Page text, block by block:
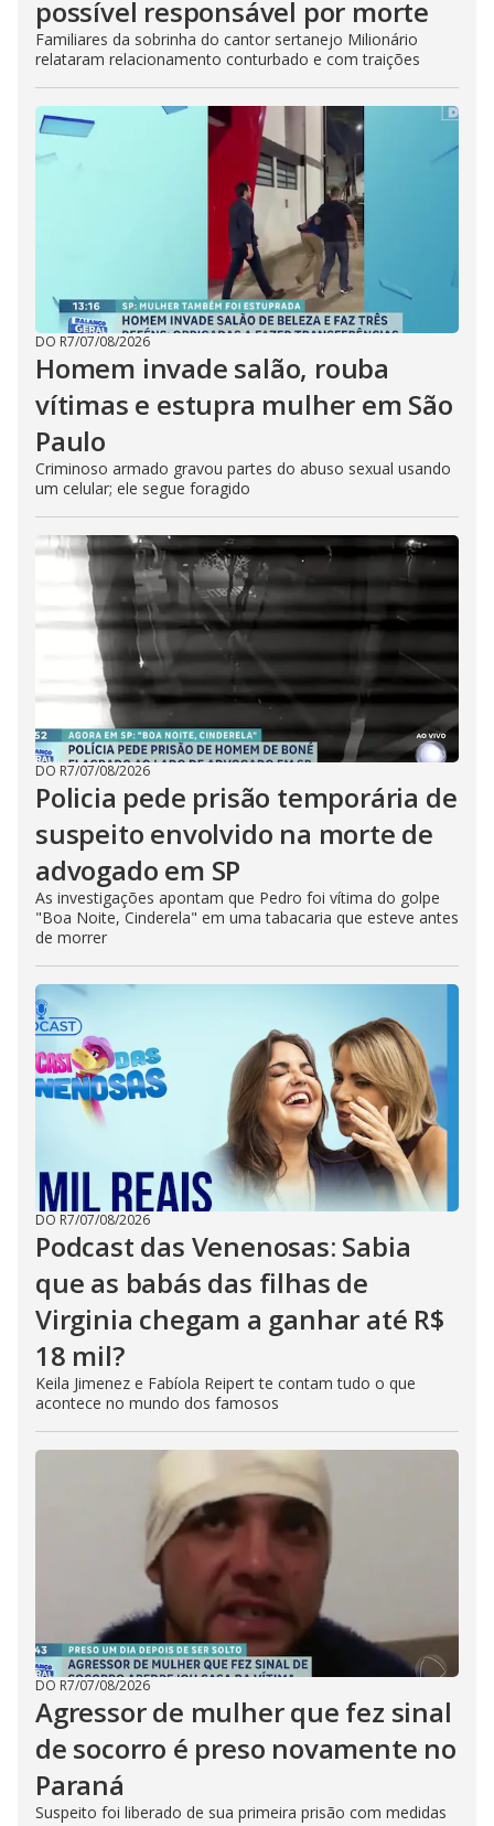
possível responsável por morte
Familiares da sobrinha do cantor sertanejo Milionário
relataram relacionamento conturbado e com traições
DO R7/07/08/2026
Homem invade salão, rouba
vítimas e estupra mulher em São
Paulo
Criminoso armado gravou partes do abuso sexual usando
um celular; ele segue foragido
DO R7/07/08/2026
Policia pede prisão temporária de
suspeito envolvido na morte de
advogado em SP
As investigações apontam que Pedro foi vítima do golpe
"Boa Noite, Cinderela" em uma tabacaria que esteve antes
de morrer
DO R7/07/08/2026
Podcast das Venenosas: Sabia
que as babás das filhas de
Virginia chegam a ganhar até R$
18 mil?
Keila Jimenez e Fabíola Reipert te contam tudo o que
acontece no mundo dos famosos
DO R7/07/08/2026
Agressor de mulher que fez sinal
de socorro é preso novamente no
Paraná
Suspeito foi liberado de sua primeira prisão com medidas